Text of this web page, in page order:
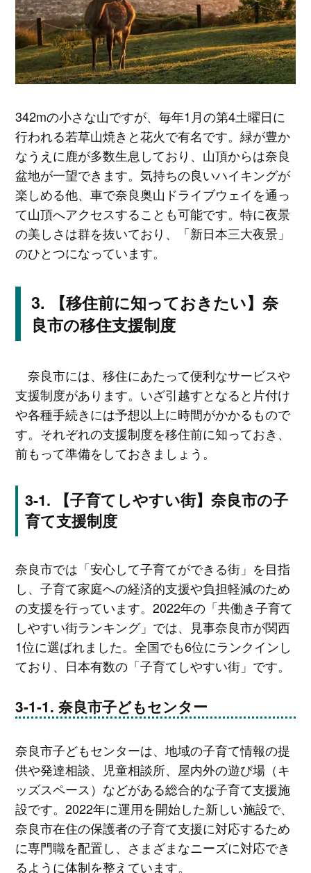
342mの小さな山ですが、毎年1月の第4土曜日に
行われる若草山焼きと花火で有名です。緑が豊か
なうえに鹿が多数生息しており、山頂からは奈良
盆地が一望できます。気持ちの良いハイキングが
楽しめる他、車で奈良奥山ドライブウェイを通っ
て山頂へアクセスすることも可能です。特に夜景
の美しさは群を抜いており、「新日本三大夜景」
のひとつになっています。
【移住前に知っておきたい】奈
良市の移住支援制度
奈良市には、移住にあたって便利なサービスや
支援制度があります。いざ引越すとなると片付け
や各種手続きには予想以上に時間がかかるもので
す。それぞれの支援制度を移住前に知っておき、
前もって準備をしておきましょう。
【子育てしやすい街】奈良市の子
育て支援制度
奈良市では「安心して子育てができる街」を目指
し、子育て家庭への経済的支援や負担軽減のため
の支援を行っています。2022年の「共働き子育て
しやすい街ランキング」では、見事奈良市が関西
1位に選ばれました。全国でも6位にランクインし
ており、日本有数の「子育てしやすい街」です。
奈良市子どもセンター
奈良市子どもセンターは、地域の子育て情報の提
供や発達相談、児童相談所、屋内外の遊び場（キ
ッズスペース）などがある総合的な子育て支援施
設です。2022年に運用を開始した新しい施設で、
奈良市在住の保護者の子育て支援に対応するため
に専門職を配置し、さまざまなニーズに対応でき
るように体制を整えています。